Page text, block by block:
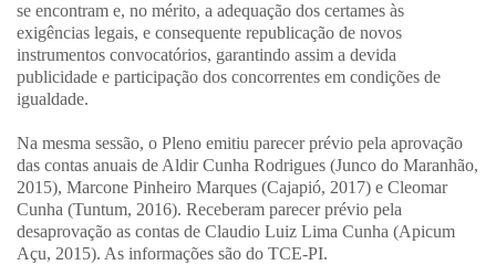
se encontram e, no mérito, a adequação dos certames às
exigências legais, e consequente republicação de novos
instrumentos convocatórios, garantindo assim a devida
publicidade e participação dos concorrentes em condições de
igualdade.
Na mesma sessão, o Pleno emitiu parecer prévio pela aprovação
das contas anuais de Aldir Cunha Rodrigues (Junco do Maranhão,
2015), Marcone Pinheiro Marques (Cajapió, 2017) e Cleomar
Cunha (Tuntum, 2016). Receberam parecer prévio pela
desaprovação as contas de Claudio Luiz Lima Cunha (Apicum
Açu, 2015). As informações são do TCE-PI.